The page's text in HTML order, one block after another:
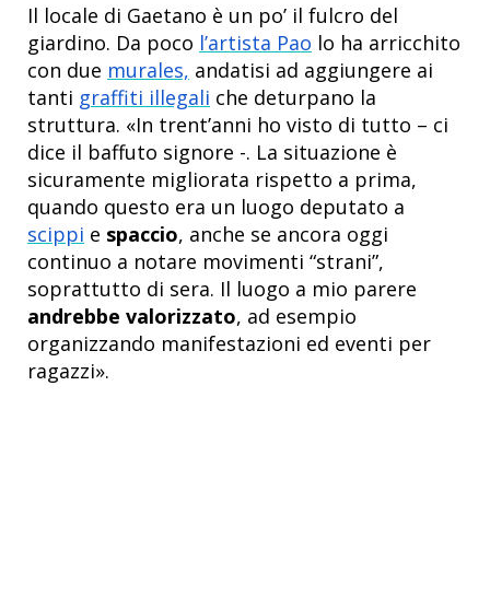
Il locale di Gaetano è un po’ il fulcro del
giardino. Da poco l’artista Pao lo ha arricchito
con due murales, andatisi ad aggiungere ai
tanti graffiti illegali che deturpano la
struttura. «In trent’anni ho visto di tutto – ci
dice il baffuto signore -. La situazione è
sicuramente migliorata rispetto a prima,
quando questo era un luogo deputato a
scippi e spaccio, anche se ancora oggi
continuo a notare movimenti “strani”,
soprattutto di sera. Il luogo a mio parere
andrebbe valorizzato, ad esempio
organizzando manifestazioni ed eventi per
ragazzi».